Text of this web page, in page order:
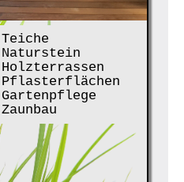
Teiche
Naturstein
Holzterrassen
Pflasterflächen
Gartenpflege
Zaunbau